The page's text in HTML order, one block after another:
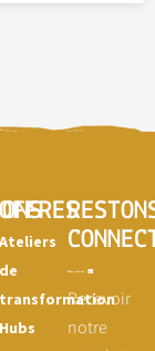
OFFRES
Ateliers
de
transformation
Hubs
Recevoir
notre